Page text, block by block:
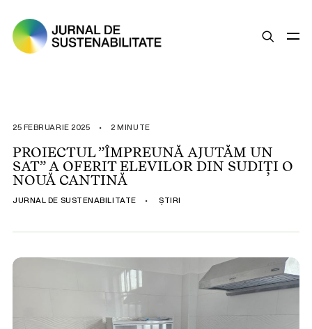
ȘTIRI
OPINII
ESG
COMPANII SUSTENABILE
25 FEBRUARIE 2025 • 2 MINUTE
PROIECTUL ”ÎMPREUNĂ AJUTĂM UN
SAT” A OFERIT ELEVILOR DIN SUDIȚI O
NOUĂ CANTINĂ
JURNAL DE SUSTENABILITATE • ȘTIRI